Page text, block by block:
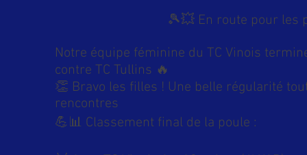
🎾💥 En route pour les
Notre équipe féminine du TC Vinois
contre TC Tullins 🔥
👏 Bravo les filles ! Une belle régularité
rencontres
💪📊 Classement final de la poule :